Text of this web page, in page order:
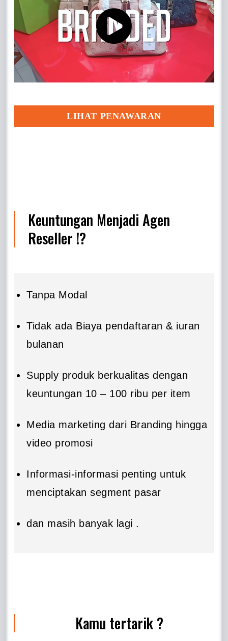
LIHAT PENAWARAN
Keuntungan Menjadi Agen
Reseller !?
Tanpa Modal
Tidak ada Biaya pendaftaran & iuran
bulanan
Supply produk berkualitas dengan
keuntungan 10 – 100 ribu per item
Media marketing dari Branding hingga
video promosi
Informasi-informasi penting untuk
menciptakan segment pasar
dan masih banyak lagi .
Kamu tertarik ?